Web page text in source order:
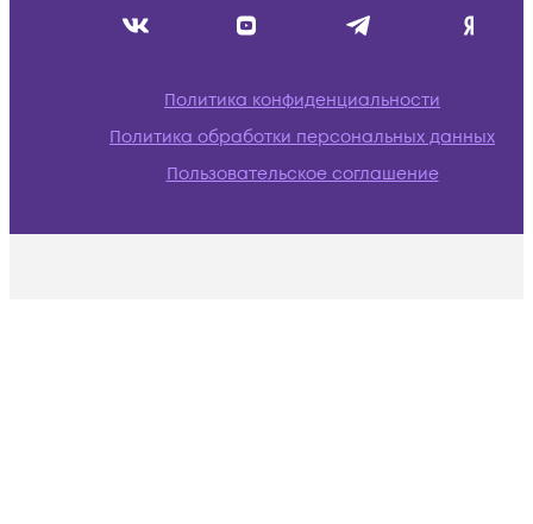
Политика конфиденциальности
Политика обработки персональных данных
Пользовательское соглашение